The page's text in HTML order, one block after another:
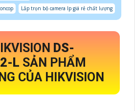
Lắp trọn bộ camera Ip giá rẻ chất lượng
DS-
L SẢN PHẨM
CỦA HIKVISION